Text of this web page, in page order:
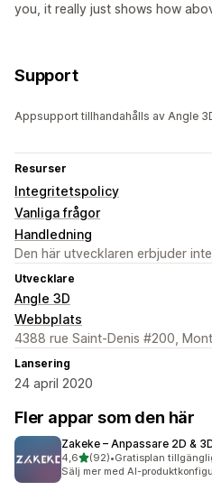
you, it really just shows how
Support
Appsupport tillhandahålls av Angle
Resurser
Integritetspolicy
Vanliga frågor
Handledning
Den här utvecklaren erbjuder
Utvecklare
Angle 3D
Webbplats
4388 rue Saint-Denis #200,
Lansering
24 april 2020
Fler appar som den här
Zakeke – Anpassare 2D &
4,6av 5 stjärnor
(92)
92 recensioner totalt
•Gratisplan
Sälj mer med AI-